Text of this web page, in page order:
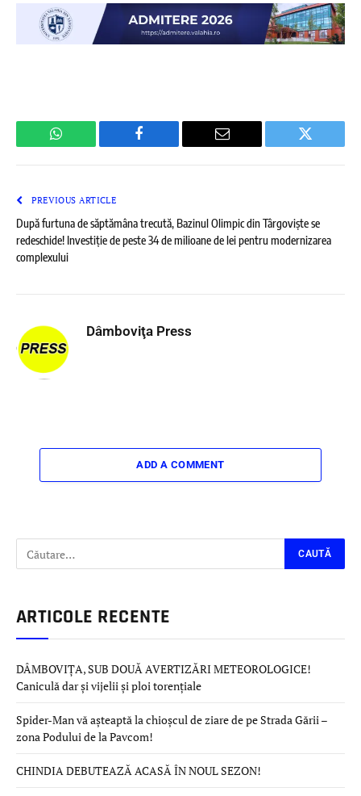
WhatsApp Facebook Email Twitter
PREVIOUS ARTICLE
După furtuna de săptămâna trecută, Bazinul Olimpic din Târgoviște se
redeschide! Investiție de peste 34 de milioane de lei pentru modernizarea
complexului
Dâmboviţa Press
ADD A COMMENT
ARTICOLE RECENTE
DÂMBOVIȚA, SUB DOUĂ AVERTIZĂRI METEOROLOGICE!
Caniculă dar și vijelii și ploi torențiale
Spider-Man vă așteaptă la chioșcul de ziare de pe Strada Gării –
zona Podului de la Pavcom!
CHINDIA DEBUTEAZĂ ACASĂ ÎN NOUL SEZON!